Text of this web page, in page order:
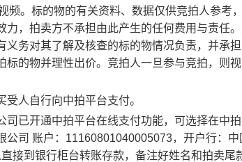
频。标的物的有关资料、数据仅供竞拍人参考
，拍卖方不承担由此产生的任何费用与责任
务对其了解及核查的标的物情况负责，并承
的物并理性出价。竞拍人一旦参与竞拍，则
人自行向中拍平台支付。
已开通中拍平台在线支付功能，可选择在中
司 账户：11160801040005073，开户行：
接到银行柜台转账存款，备注好姓名和拍卖尾